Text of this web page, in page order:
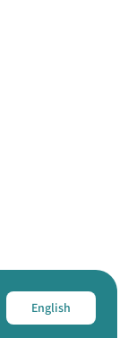
English